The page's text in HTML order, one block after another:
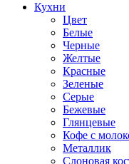
Кухни
Цвет
Белые
Черные
Желтые
Красные
Зеленые
Серые
Бежевые
Глянцевые
Кофе с
Металлик
Слоновая